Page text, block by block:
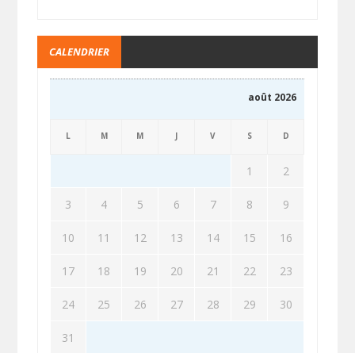
CALENDRIER
août 2026
L M M J V S D
1 2
3 4 5 6 7 8 9
10 11 12 13 14 15 16
17 18 19 20 21 22 23
24 25 26 27 28 29 30
31